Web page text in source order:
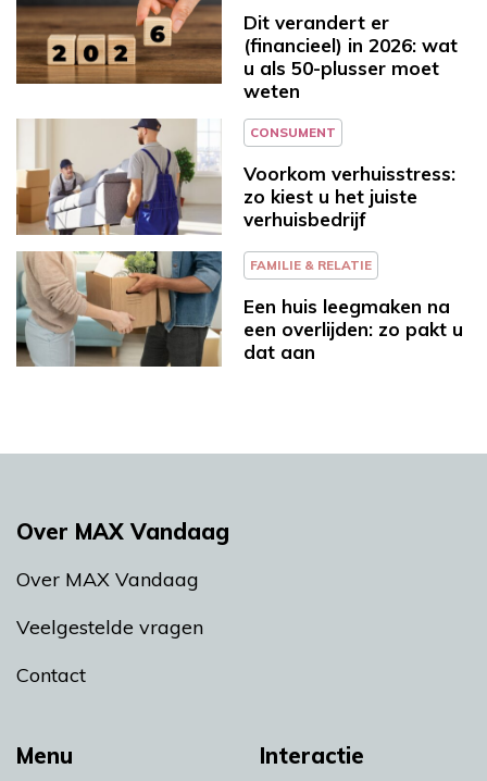
Dit verandert er
(financieel) in 2026: wat
u als 50-plusser moet
weten
CONSUMENT
Voorkom verhuisstress:
zo kiest u het juiste
verhuisbedrijf
FAMILIE & RELATIE
Een huis leegmaken na
een overlijden: zo pakt u
dat aan
Menu Interactie
Over MAX Vandaag
Over MAX Vandaag
Veelgestelde vragen
Contact